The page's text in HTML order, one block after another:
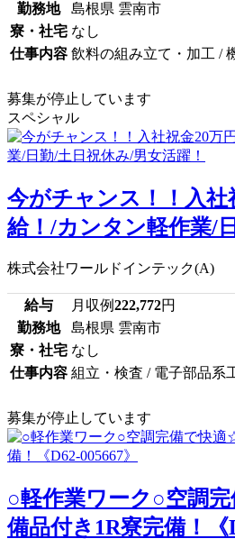
勤務地
島根県 雲南市
寮・社宅 なし
仕事内容 飲料の組み立て・加工 /
募集が停止しています
スペシャル
今がチャンス！！入社
給！/カンタン軽作業/
株式会社ワールドインテック(A)
給与 月収例222,772円
勤務地
島根県 雲南市
寮・社宅 なし
仕事内容 組立・検査 / 電子部品系
募集が停止しています
○軽作業ワーク○空調
備品付き1R寮完備！《